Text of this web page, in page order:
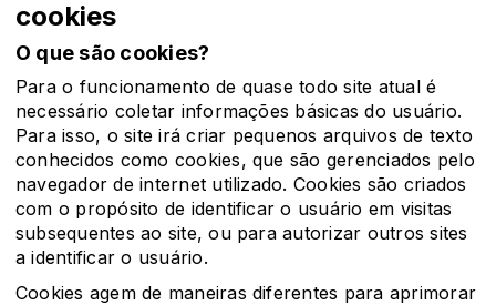
cookies
O que são cookies?
Para o funcionamento de quase todo site atual é
necessário coletar informações básicas do usuário.
Para isso, o site irá criar pequenos arquivos de texto
conhecidos como cookies, que são gerenciados pelo
navegador de internet utilizado. Cookies são criados
com o propósito de identificar o usuário em visitas
subsequentes ao site, ou para autorizar outros sites
a identificar o usuário.
Cookies agem de maneiras diferentes para aprimorar